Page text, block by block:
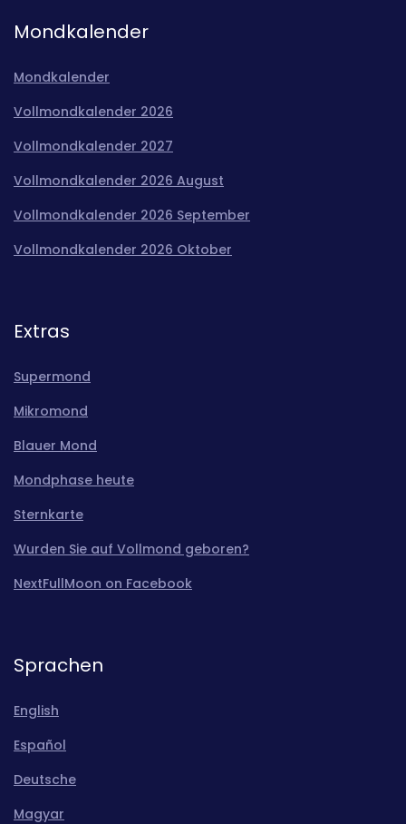
Mondkalender
Mondkalender
Vollmondkalender 2026
Vollmondkalender 2027
Vollmondkalender 2026 August
Vollmondkalender 2026 September
Vollmondkalender 2026 Oktober
Extras
Supermond
Mikromond
Blauer Mond
Mondphase heute
Sternkarte
Wurden Sie auf Vollmond geboren?
NextFullMoon on Facebook
Sprachen
English
Español
Deutsche
Magyar